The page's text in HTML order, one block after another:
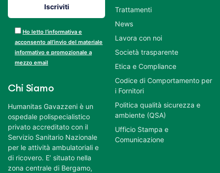
Ho letto l’informativa e
acconsento all’invio del materiale
informativo e promozionale a
mezzo email
Chi Siamo
Humanitas Gavazzeni è un
ospedale polispecialistico
privato accreditato con il
Servizio Sanitario Nazionale
per le attività ambulatoriali e
di ricovero. E’ situato nella
zona centrale di Bergamo,
Trattamenti
News
Lavora con noi
Società trasparente
Etica e Compliance
Codice di Comportamento per
i Fornitori
Politica qualità sicurezza e
ambiente (QSA)
Ufficio Stampa e
Comunicazione